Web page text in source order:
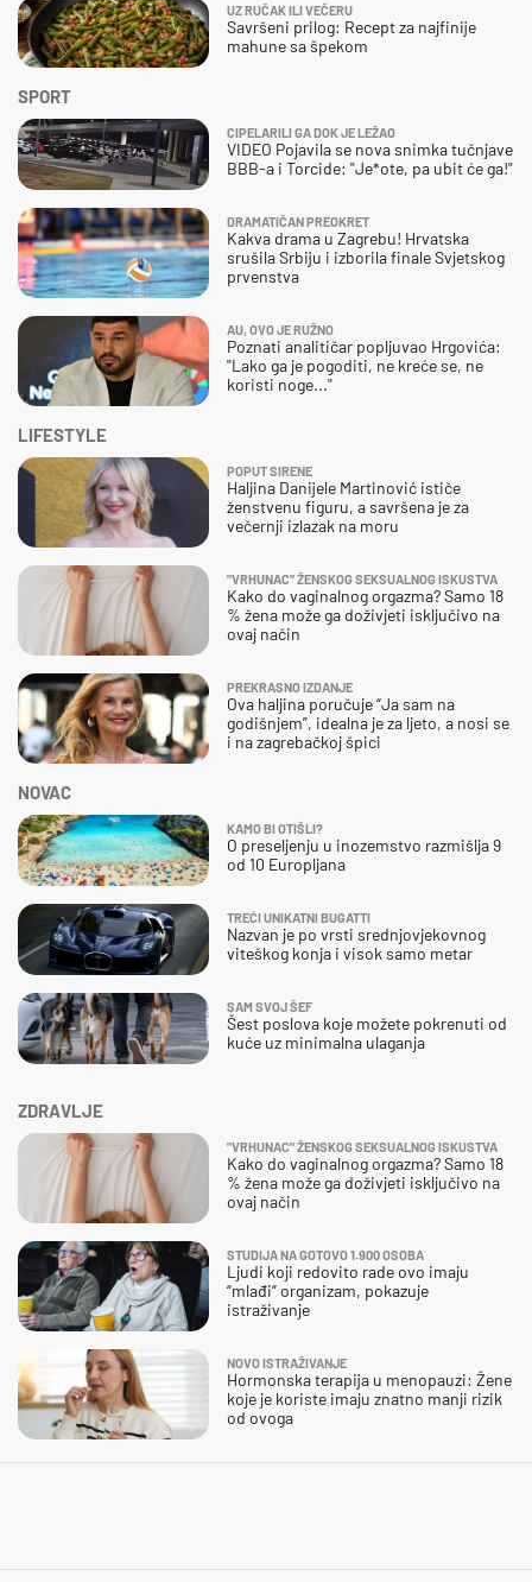
ZDRAVLJE
"VRHUNAC" ŽENSKOG SEKSUALNOG ISKUSTVA
Kako do vaginalnog orgazma? Samo 18
% žena može ga doživjeti isključivo na
ovaj način
STUDIJA NA GOTOVO 1.900 OSOBA
Ljudi koji redovito rade ovo imaju
“mlađi” organizam, pokazuje
istraživanje
NOVO ISTRAŽIVANJE
Hormonska terapija u menopauzi: Žene
koje je koriste imaju znatno manji rizik
od ovoga
SPORT
CIPELARILI GA DOK JE LEŽAO
VIDEO Pojavila se nova snimka tučnjave
BBB-a i Torcide: "Je*ote, pa ubit će ga!"
DRAMATIČAN PREOKRET
Kakva drama u Zagrebu! Hrvatska
srušila Srbiju i izborila finale Svjetskog
prvenstva
AU, OVO JE RUŽNO
Poznati analitičar popljuvao Hrgovića:
"Lako ga je pogoditi, ne kreće se, ne
koristi noge..."
UZ RUČAK ILI VEČERU
Savršeni prilog: Recept za najfinije
mahune sa špekom
NOVAC
KAMO BI OTIŠLI?
O preseljenju u inozemstvo razmišlja 9
od 10 Europljana
TREĆI UNIKATNI BUGATTI
Nazvan je po vrsti srednjovjekovnog
viteškog konja i visok samo metar
SAM SVOJ ŠEF
Šest poslova koje možete pokrenuti od
kuće uz minimalna ulaganja
LIFESTYLE
POPUT SIRENE
Haljina Danijele Martinović ističe
ženstvenu figuru, a savršena je za
večernji izlazak na moru
"VRHUNAC" ŽENSKOG SEKSUALNOG ISKUSTVA
Kako do vaginalnog orgazma? Samo 18
% žena može ga doživjeti isključivo na
ovaj način
PREKRASNO IZDANJE
Ova haljina poručuje “Ja sam na
godišnjem”, idealna je za ljeto, a nosi se
i na zagrebačkoj špici